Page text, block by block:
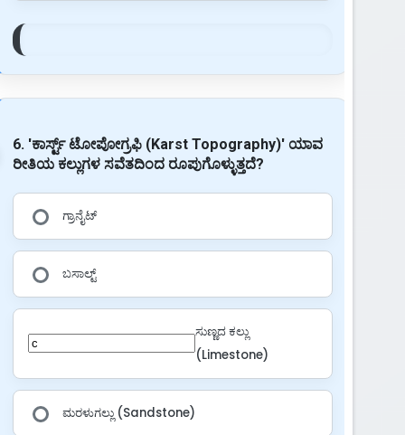
6. 'ಕಾರ್ಸ್ಟ್ ಟೋಪೋಗ್ರಫಿ (Karst Topography)' ಯಾವ
ರೀತಿಯ ಕಲ್ಲುಗಳ ಸವೆತದಿಂದ ರೂಪುಗೊಳ್ಳುತ್ತದೆ?
ಗ್ರಾನೈಟ್
ಬಸಾಲ್ಟ್
ಸುಣ್ಣದ ಕಲ್ಲು
(Limestone)
ಮರಳುಗಲ್ಲು (Sandstone)